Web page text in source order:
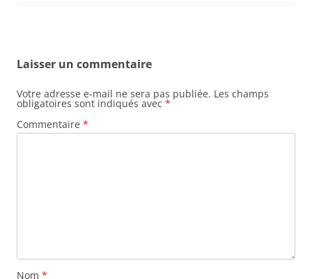
Laisser un commentaire
Votre adresse e-mail ne sera pas publiée. Les champs
obligatoires sont indiqués avec *
Commentaire *
Nom *